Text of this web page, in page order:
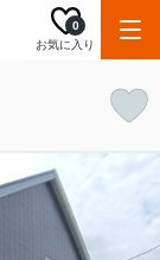
お気に入り
0